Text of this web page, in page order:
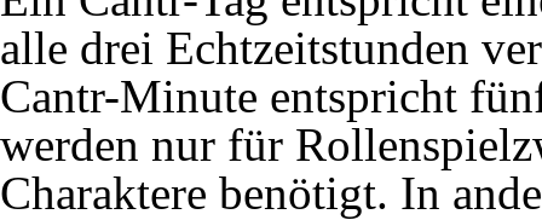
alle drei Echtzeitstunden
Cantr-Minute entspricht
werden nur für
Charaktere benötigt. In